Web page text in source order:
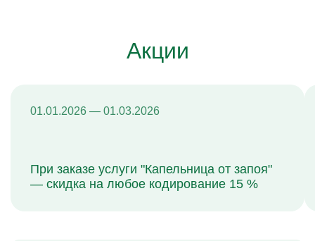
Акции
01.01.2026 — 01.03.2026
При заказе услуги "Капельница от запоя"
— скидка на любое кодирование 15 %